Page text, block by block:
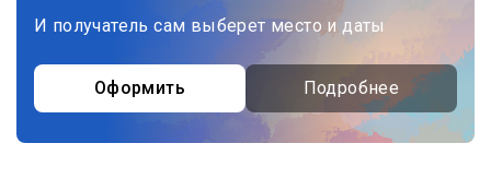
И получатель сам выберет место и даты
Оформить Подробнее